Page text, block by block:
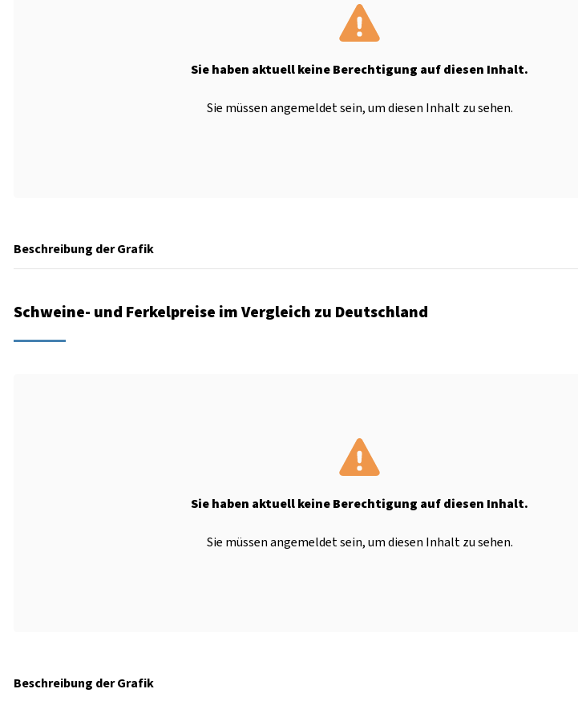
Sie haben aktuell keine Berechtigung auf diesen Inhalt.
Sie müssen angemeldet sein, um diesen Inhalt zu sehen.
Beschreibung der Grafik
Schweine- und Ferkelpreise im Vergleich zu Deutschland
Sie haben aktuell keine Berechtigung auf diesen Inhalt.
Sie müssen angemeldet sein, um diesen Inhalt zu sehen.
Beschreibung der Grafik